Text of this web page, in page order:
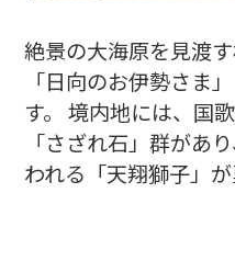
絶景の大海原を見渡
「日向のお伊勢さま
す。 境内地には、国
「さざれ石」群があ
われる「天翔獅子」が